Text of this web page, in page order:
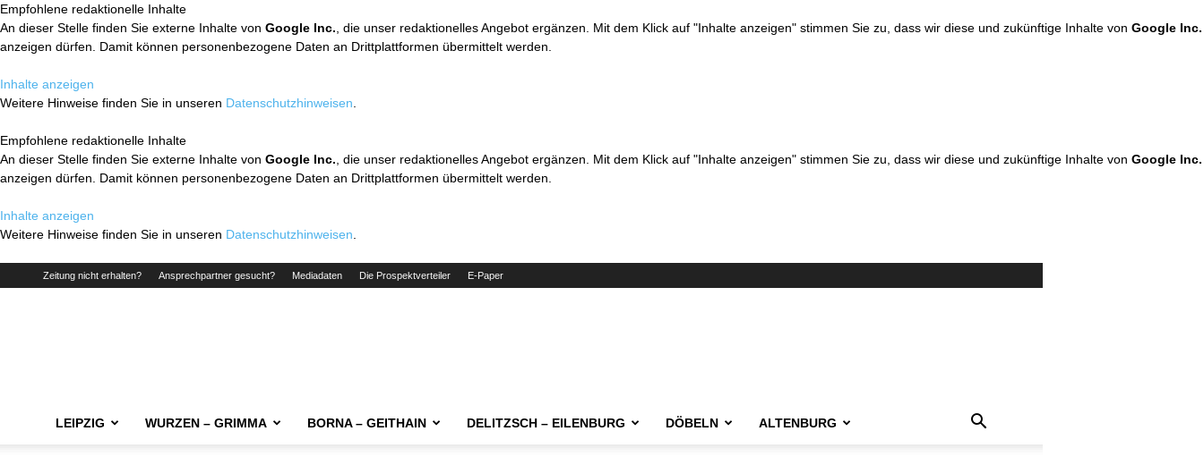
Empfohlene redaktionelle Inhalte
An dieser Stelle finden Sie externe Inhalte von Google Inc. , die unser redaktionelles Angebot ergänzen. Mit dem Klick auf "Inhalte anzeigen" stimmen Sie zu, dass wir diese und zukünftige Inhalte von Google Inc.
anzeigen dürfen. Damit können personenbezogene Daten an Drittplattformen übermittelt werden.
Inhalte anzeigen
Weitere Hinweise finden Sie in unseren Datenschutzhinweisen
Empfohlene redaktionelle Inhalte
An dieser Stelle finden Sie externe Inhalte von Google Inc. , die unser redaktionelles Angebot ergänzen. Mit dem Klick auf "Inhalte anzeigen" stimmen Sie zu, dass wir diese und zukünftige Inhalte von Google Inc.
anzeigen dürfen. Damit können personenbezogene Daten an Drittplattformen übermittelt werden.
Inhalte anzeigen
Weitere Hinweise finden Sie in unseren Datenschutzhinweisen
Zeitung nicht erhalten? Ansprechpartner gesucht? Mediadaten Die Prospektverteiler E-Paper
LEIPZIG WURZEN – GRIMMA BORNA – GEITHAIN DELITZSCH – EILENBURG DÖBELN ALTENBURG